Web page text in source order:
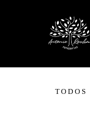
TODOS